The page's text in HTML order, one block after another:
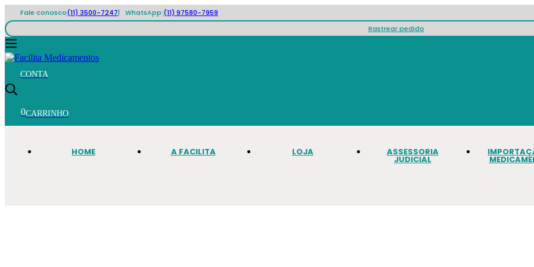
Fale conosco(11) 3500-7247| WhatsApp:(11) 97580-7959
Rastrear pedido
0
HOME A FACILITA LOJA ASSESSORIA
JUDICIAL